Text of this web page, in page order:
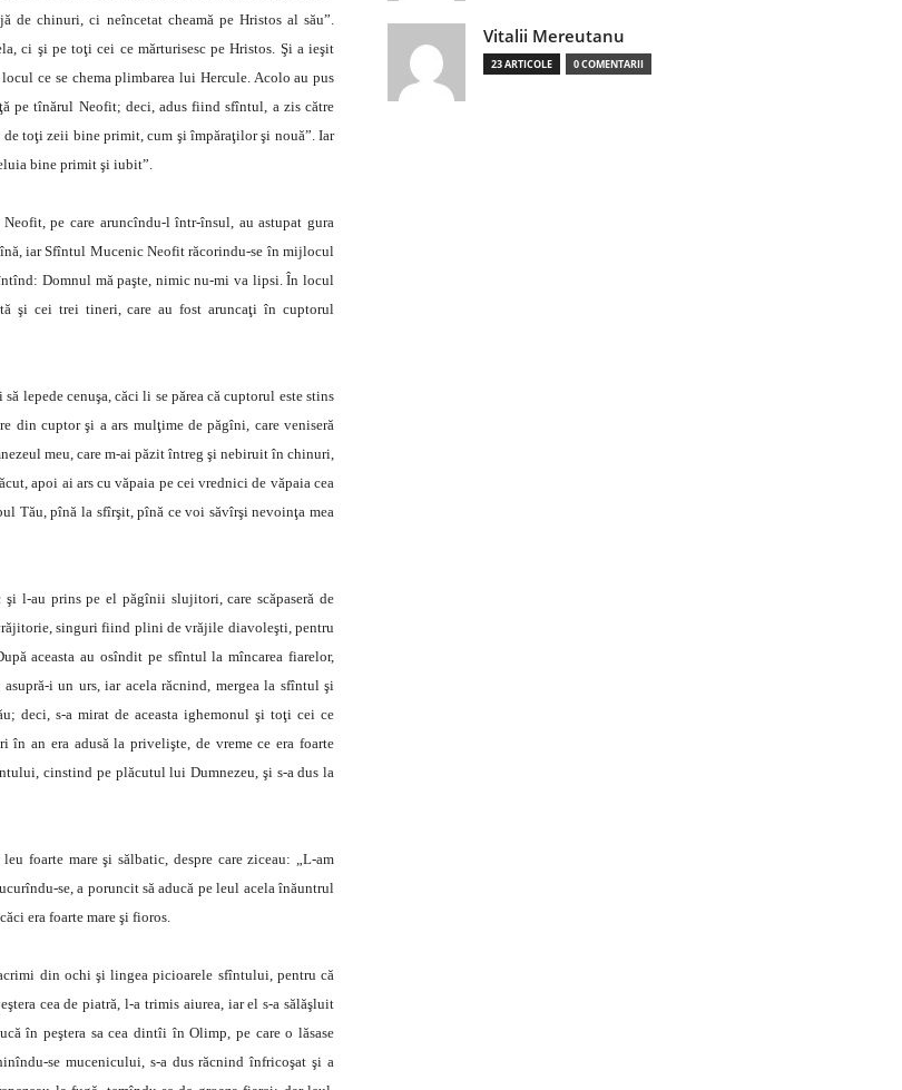
de chinuri, ci neîncetat cheamă pe Hristos al său”.
ci şi pe toţi cei ce mărturisesc pe Hristos. Şi a ieşit
ce se chema plimbarea lui Hercule. Acolo au pus
pe tînărul Neofit; deci, adus fiind sfîntul, a zis către
toţi zeii bine primit, cum şi împăraţilor şi nouă”. Iar
bine primit şi iubit”.
pe care aruncîndu-l într-însul, au astupat gura
iar Sfîntul Mucenic Neofit răcorindu-se în mijlocul
Domnul mă paşte, nimic nu-mi va lipsi. În locul
şi cei trei tineri, care au fost aruncaţi în cuptorul
lepede cenuşa, căci li se părea că cuptorul este stins
din cuptor şi a ars mulţime de păgîni, care veniseră
meu, care m-ai păzit întreg şi nebiruit în chinuri,
apoi ai ars cu văpaia pe cei vrednici de văpaia cea
Tău, pînă la sfîrşit, pînă ce voi săvîrşi nevoinţa mea
l-au prins pe el păgînii slujitori, care scăpaseră de
singuri fiind plini de vrăjile diavoleşti, pentru
aceasta au osîndit pe sfîntul la mîncarea fiarelor,
i un urs, iar acela răcnind, mergea la sfîntul şi
deci, s-a mirat de aceasta ighemonul şi toţi cei ce
în an era adusă la privelişte, de vreme ce era foarte
cinstind pe plăcutul lui Dumnezeu, şi s-a dus la
foarte mare şi sălbatic, despre care ziceau: „L-am
se, a poruncit să aducă pe leul acela înăuntrul
era foarte mare şi fioros.
din ochi şi lingea picioarele sfîntului, pentru că
cea de piatră, l-a trimis aiurea, iar el s-a sălăşluit
în peştera sa cea dintîi în Olimp, pe care o lăsase
se mucenicului, s-a dus răcnind înfricoşat şi a
Vitalii Mereutanu
23 ARTICOLE 0 COMENTARII